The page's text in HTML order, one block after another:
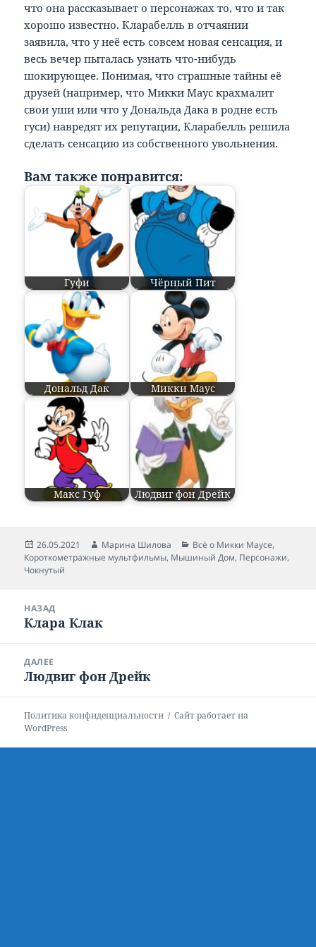
что она рассказывает о персонажах то, что и так
хорошо известно. Кларабелль в отчаянии
заявила, что у неё есть совсем новая сенсация, и
весь вечер пыталась узнать что-нибудь
шокирующее. Понимая, что страшные тайны её
друзей (например, что Микки Маус крахмалит
свои уши или что у Дональда Дака в родне есть
гуси) навредят их репутации, Кларабелль решила
сделать сенсацию из собственного увольнения.
Вам также понравится:
Гуфи Чёрный Пит
Дональд Дак Микки Маус
Макс Гуф Людвиг фон Дрейк
Опубликовано
26.05.2021 Автор
Марина Шилова Рубрики
Всё о Микки Маусе,
Короткометражные мультфильмы, Мышиный Дом, Персонажи,
Чокнутый
записям
НАЗАД
Предыдущая
Клара Клак
ДАЛЕЕ
Следующая
Людвиг фон Дрейк
Политика конфиденциальности
Сайт работает на
WordPress